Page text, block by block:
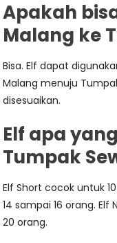
Apakah
Malang ke
Bisa. Elf dapat
Malang menuju
disesuaikan.
Elf apa
Tumpak
Elf Short cocok untuk
14 sampai 16 orang. Elf
20 orang.